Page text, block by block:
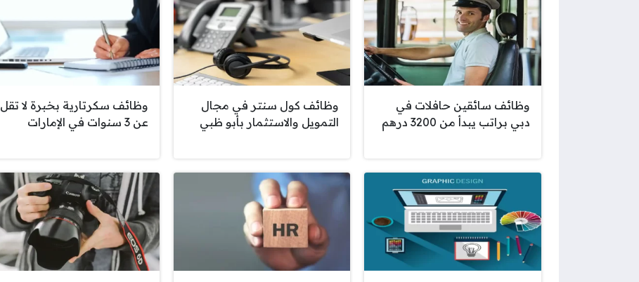
وظائف سائقين حافلات في
دبي براتب يبدأ من 3200 درهم
وظائف كول سنتر في مجال
التمويل والاستثمار بأبو ظبي
وظائف سكرتارية بخبرة لا تقل
عن 3 سنوات في الإمارات